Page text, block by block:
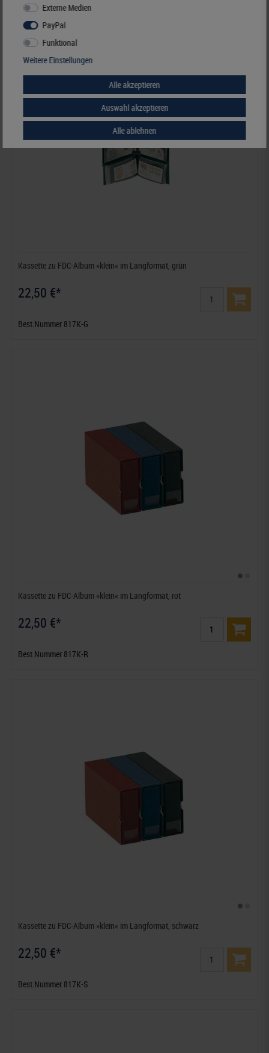
Kassette zu FDC-Album »klein« im Langformat, grün
22,50 €*
Best.Nummer 817K-G
Kassette zu FDC-Album »klein« im Langformat, rot
22,50 €*
Best.Nummer 817K-R
Kassette zu FDC-Album »klein« im Langformat, schwarz
22,50 €*
Best.Nummer 817K-S
Externe Medien
PayPal
Funktional
Weitere Einstellungen
Alle akzeptieren
Auswahl akzeptieren
Alle ablehnen